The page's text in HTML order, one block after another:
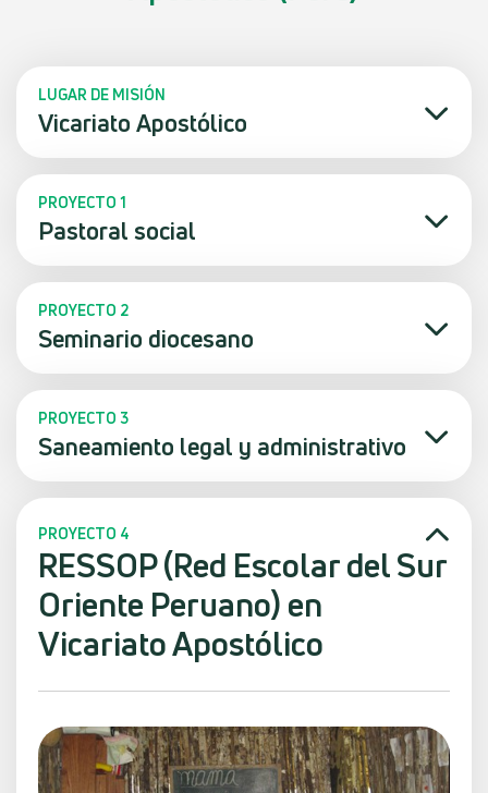
LUGAR DE MISIÓN
Vicariato Apostólico
PROYECTO 1
Pastoral social
PROYECTO 2
Seminario diocesano
PROYECTO 3
Saneamiento legal y administrativo
PROYECTO 4
RESSOP (Red Escolar del Sur
Oriente Peruano) en
Vicariato Apostólico